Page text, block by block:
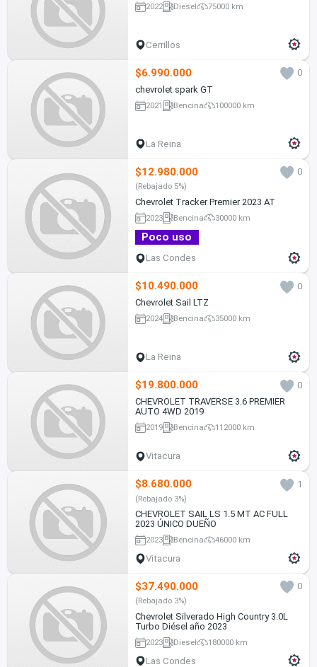
2022 Diesel 75000 km
Cerrillos
$6.990.000
0
chevrolet spark GT
2021 Bencina 100000 km
La Reina
$12.980.000 0
(Rebajado 5%)
Chevrolet Tracker Premier 2023 AT
2023 Bencina 30000 km
Poco uso
Las Condes
$10.490.000
0
Chevrolet Sail LTZ
2024 Bencina 35000 km
La Reina
$19.800.000
0
CHEVROLET TRAVERSE 3.6 PREMIER
AUTO 4WD 2019
2019 Bencina 112000 km
Vitacura
$8.680.000 1
(Rebajado 3%)
CHEVROLET SAIL LS 1.5 MT AC FULL
2023 ÚNICO DUEÑO
2023 Bencina 46000 km
Vitacura
$37.490.000 0
(Rebajado 3%)
Chevrolet Silverado High Country 3.0L
Turbo Diésel año 2023
2023 Diesel 180000 km
Las Condes